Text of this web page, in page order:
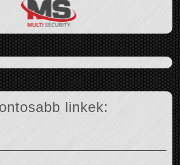
linkek: